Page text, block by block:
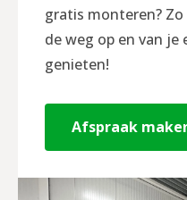
gratis monteren?
de weg op en van
genieten!
Afspraak